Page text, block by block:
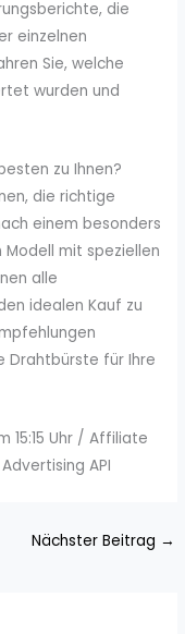
die
einzelnen
Sie, welche
wurden und
zu Ihnen?
die richtige
einem besonders
mit speziellen
alle
idealen Kauf zu
Drahtbürste für Ihre
15:15 Uhr / Affiliate
API
Nächster Beitrag →